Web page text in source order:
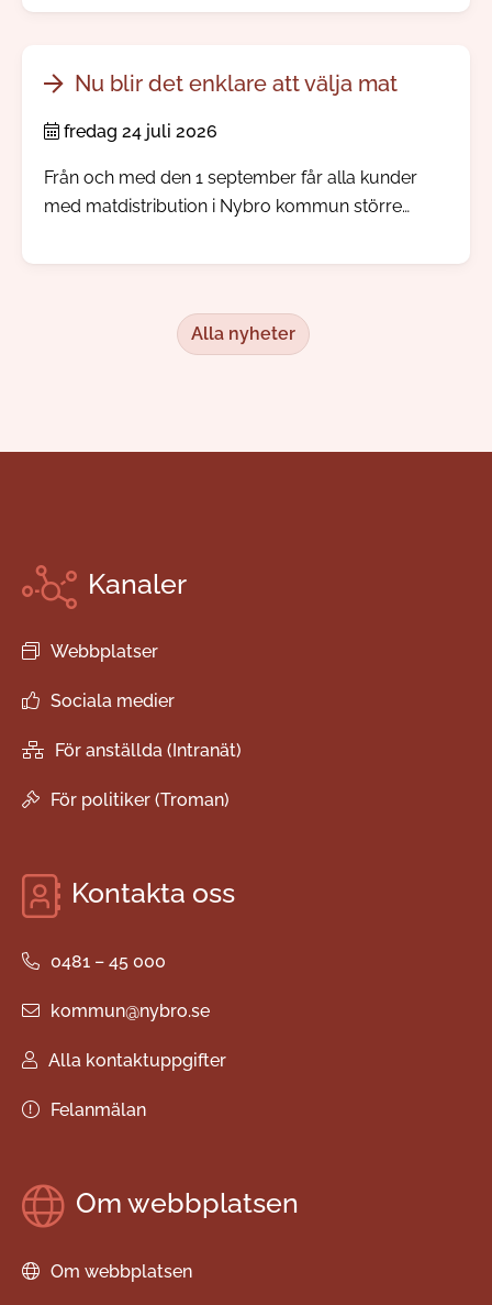
järnåldershistoria, gamla prästgårdar och minnen
dricka hälsobringande brunnsvatten.
Nu blir det enklare att välja mat
fredag 24 juli 2026
Från och med den 1 september får alla kunder
med matdistribution i Nybro kommun större
redan i augusti kommer kunden kunna börja göra
Alla nyheter
Kanaler
Webbplatser
Sociala medier
För anställda (Intranät)
För politiker (Troman)
Kontakta oss
0481 – 45 000
kommun@nybro.se
Alla kontaktuppgifter
Felanmälan
Om webbplatsen
Om webbplatsen